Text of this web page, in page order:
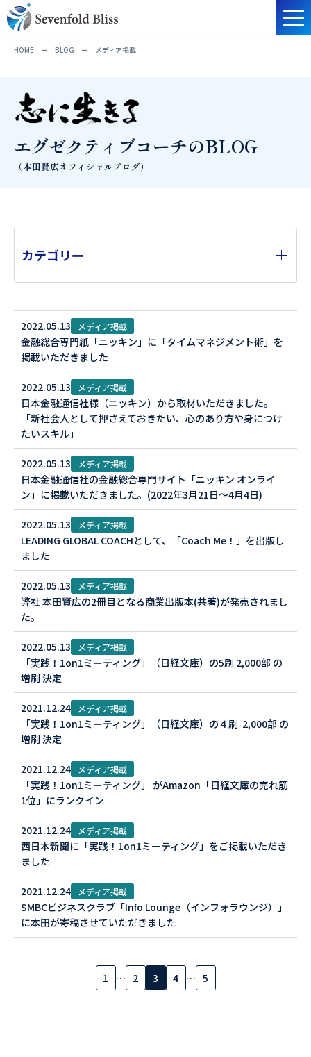
HOME ー BLOG ー メディア掲載
エグゼクティブコーチのBLOG
（本田賢広オフィシャルブログ）
カテゴリー
2022.05.13 メディア掲載
金融総合専門紙「ニッキン」に「タイムマネジメント術」を
掲載いただきました
2022.05.13 メディア掲載
日本金融通信社様（ニッキン）から取材いただきました。
「新社会人として押さえておきたい、心のあり方や身につけ
たいスキル」
2022.05.13 メディア掲載
日本金融通信社の金融総合専門サイト「ニッキン オンライ
ン」に掲載いただきました。(2022年3月21日〜4月4日)
2022.05.13 メディア掲載
LEADING GLOBAL COACHとして、「Coach Me！」を出版し
ました
2022.05.13 メディア掲載
弊社 本田賢広の2冊目となる商業出版本(共著)が発売されまし
た。
2022.05.13 メディア掲載
「実践！1on1ミーティング」（日経文庫）の5刷 2,000部 の
増刷 決定
2021.12.24 メディア掲載
「実践！1on1ミーティング」（日経文庫）の４刷 2,000部 の
増刷 決定
2021.12.24 メディア掲載
「実践！1on1ミーティング」 がAmazon「日経文庫の売れ筋
1位」にランクイン
2021.12.24 メディア掲載
西日本新聞に「実践！1on1ミーティング」をご掲載いただき
ました
2021.12.24 メディア掲載
SMBCビジネスクラブ「Info Lounge（インフォラウンジ）」
に本田が寄稿させていただきました
1 … 2 3 4 … 5